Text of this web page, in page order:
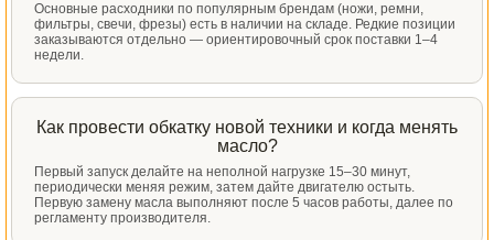
Основные расходники по популярным брендам (ножи, ремни,
фильтры, свечи, фрезы) есть в наличии на складе. Редкие позиции
заказываются отдельно — ориентировочный срок поставки 1–4
недели.
Как провести обкатку новой техники и когда менять
масло?
Первый запуск делайте на неполной нагрузке 15–30 минут,
периодически меняя режим, затем дайте двигателю остыть.
Первую замену масла выполняют после 5 часов работы, далее по
регламенту производителя.